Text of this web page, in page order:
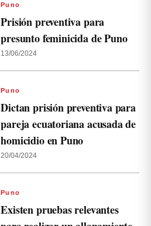
Puno
Prisión preventiva para
presunto feminicida de Puno
13/06/2024
Puno
Dictan prisión preventiva para
pareja ecuatoriana acusada de
homicidio en Puno
20/04/2024
Puno
Existen pruebas relevantes